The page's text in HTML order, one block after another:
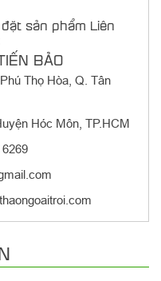
sản phẩm Liên
BẢO
Thọ Hòa, Q. Tân
Hóc Môn, TP.HCM